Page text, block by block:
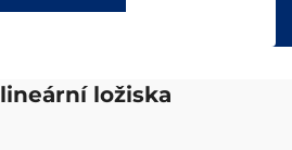
ložiska